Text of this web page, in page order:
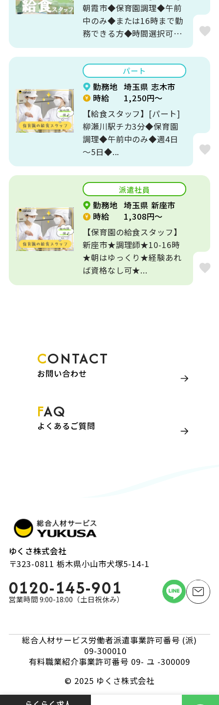
朝霞市◆保育園調理◆午前
中のみ◆または16時まで勤
務できる方◆時間選択可
♪...
パート
勤務地 埼玉県 志木市
時給
1,250円～
【給食スタッフ】[パート]
柳瀬川駅チカ3分◆保育園
調理◆午前中のみ◆週4日
～5日◆...
派遣社員
勤務地 埼玉県 新座市
時給
1,308円～
【保育園の給食スタッフ】
新座市★調理師★10-16時
★朝はゆっくり★経験あれ
ば資格なし可★...
CONTACT
お問い合わせ
FAQ
よくあるご質問
ゆくさ株式会社
〒323-0811 栃木県小山市犬塚5-14-1
0120-145-901
営業時間 9:00-18:00（土日祝休み）
総合人材サービス労働者派遣事業許可番号 (派)
09-300010
有料職業紹介事業許可番号 09- ユ -300009
© 2025 ゆくさ株式会社